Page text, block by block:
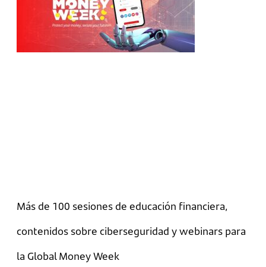
Más de 100 sesiones de educación financiera,
contenidos sobre ciberseguridad y webinars para
la Global Money Week